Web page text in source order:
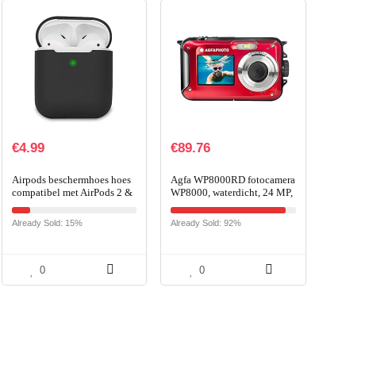
€4.99
Airpods beschermhoes hoes
compatibel met AirPods 2 &
1, KOKOKA siliconen
AirPods beschermhoes hoes
[LED aan de voorzijde…
Already Sold: 15%
0
€89.76
Agfa WP8000RD fotocamera
WP8000, waterdicht, 24 MP,
rood
Already Sold: 92%
0